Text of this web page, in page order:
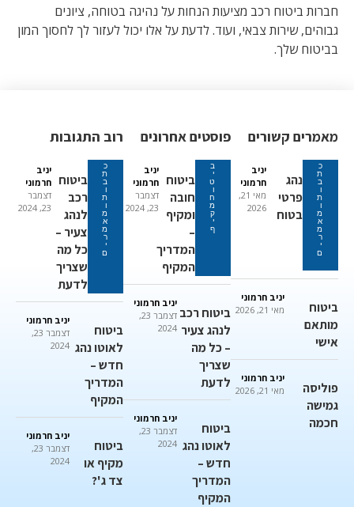
חברות ביטוח רכב מציעות הנחות על נהיגה בטוחה, ציונים
גבוהים, שירות צבאי, ועוד. לדעת על אלו יכול לעזור לך לחסוך המון
בביטוח שלך.
מאמרים קשורים
כ
ת
ב
ו
ת
ו
מ
א
מ
ר
י
ם
נהג
פרטי
בטוח
יניב
חרמוני
מאי 21,
2026
ביטוח
מותאם
אישי
יניב חרמוני
מאי 21, 2026
פוליסה
גמישה
חכמה
יניב חרמוני
מאי 21, 2026
פוסטים אחרונים
ב
י
ט
ו
ח
מ
ק
י
ף
ביטוח
חובה
ומקיף
–
המדריך
המקיף
יניב
חרמוני
דצמבר
23, 2024
ביטוח רכב
לנהג צעיר
– כל מה
שצריך
לדעת
יניב חרמוני
דצמבר 23,
2024
ביטוח
לאוטו נהג
חדש –
המדריך
המקיף
יניב חרמוני
דצמבר 23,
2024
רוב התגובות
כ
ת
ב
ו
ת
ו
מ
א
מ
ר
י
ם
ביטוח
רכב
לנהג
צעיר –
כל מה
שצריך
לדעת
יניב
חרמוני
דצמבר
23, 2024
ביטוח
לאוטו נהג
חדש –
המדריך
המקיף
יניב חרמוני
דצמבר 23,
2024
ביטוח
מקיף או
צד ג'?
יניב חרמוני
דצמבר 23,
2024